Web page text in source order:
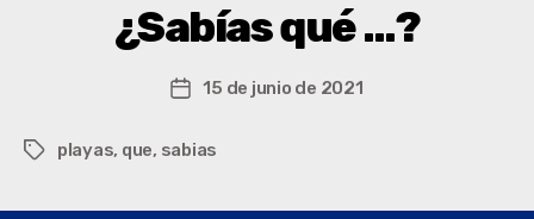
¿Sabías qué …?
15 de junio de 2021
playas, que, sabias